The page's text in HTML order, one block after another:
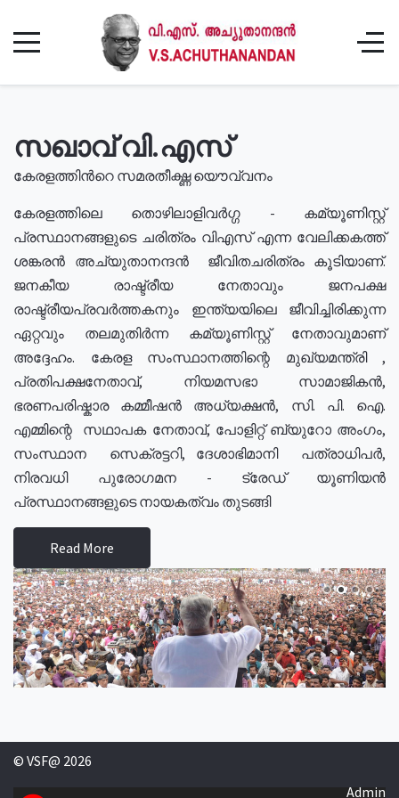
സഖാവ് വി.എസ്
കേരളത്തിൻറെ സമരതീക്ഷ്ണ യൌവ്വനം
കേരളത്തിലെ തൊഴിലാളിവർഗ്ഗ - കമ്യൂണിസ്റ്റ്
പ്രസ്ഥാനങ്ങളുടെ ചരിത്രം വിഎസ് എന്ന വേലിക്കകത്ത്
ശങ്കരൻ അച്യുതാനന്ദൻ ജീവിതചരിത്രം കൂടിയാണ്.
ജനകീയ രാഷ്ട്രീയ നേതാവും ജനപക്ഷ
രാഷ്ട്രീയപ്രവർത്തകനും ഇന്ത്യയിലെ ജീവിച്ചിരിക്കുന്ന
ഏറ്റവും തലമുതിർന്ന കമ്യൂണിസ്റ്റ് നേതാവുമാണ്
അദ്ദേഹം. കേരള സംസ്ഥാനത്തിന്റെ മുഖ്യമന്ത്രി ,
പ്രതിപക്ഷനേതാവ്, നിയമസഭാ സാമാജികൻ,
ഭരണപരിഷ്കാര കമ്മീഷൻ അധ്യക്ഷൻ, സി. പി. ഐ.
എമ്മിന്റെ സഥാപക നേതാവ്, പോളിറ്റ് ബ്യുറോ അംഗം,
സംസ്ഥാന സെക്രട്ടറി, ദേശാഭിമാനി പത്രാധിപർ,
നിരവധി പുരോഗമന - ട്രേഡ് യൂണിയൻ
പ്രസ്ഥാനങ്ങളുടെ നായകത്വം തുടങ്ങി
Read More
© VSF@ 2026
Admin